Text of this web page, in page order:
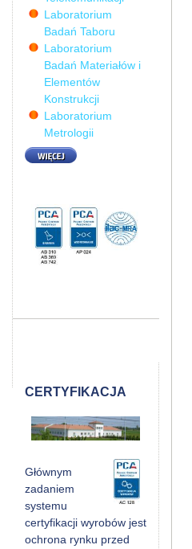
Laboratorium
Badań Taboru
Laboratorium
Badań Materiałów i
Elementów
Konstrukcji
Laboratorium
Metrologii
WIĘCEJ
CERTYFIKACJA
Głównym
zadaniem
systemu
certyfikacji wyrobów jest
ochrona rynku przed